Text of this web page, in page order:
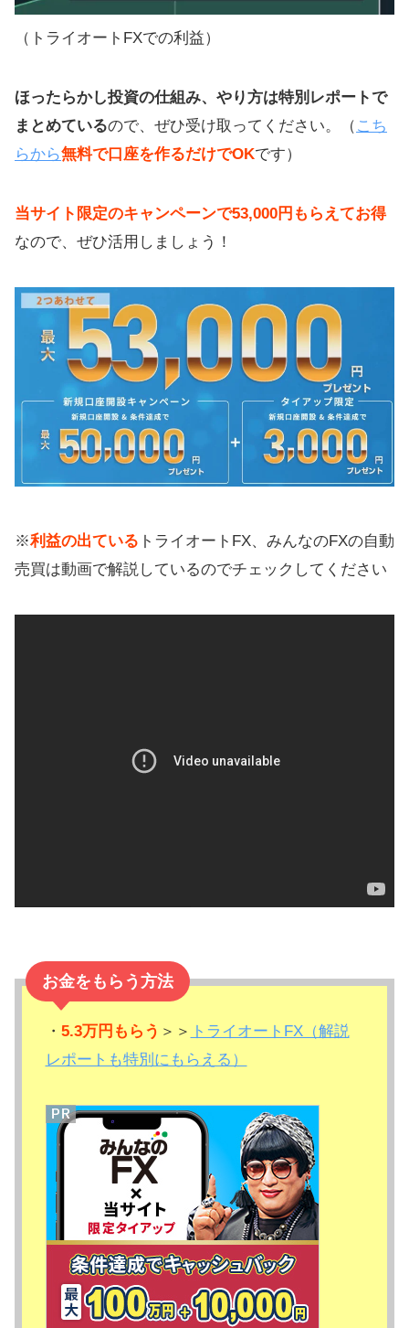
（トライオートFXでの利益）
ほったらかし投資の仕組み、やり方は特別レポートで
まとめているので、ぜひ受け取ってください。（ こち
らから無料で口座を作るだけでOKです）
当サイト限定のキャンペーンで53,000円もらえてお得
なので、ぜひ活用しましょう！
※利益の出ている トライオートFX、みんなのFXの自動
売買は動画で解説しているのでチェックしてください
お金をもらう方法
・ 5.3万円もらう ＞＞ トライオートFX（解説
レポートも特別にもらえる）